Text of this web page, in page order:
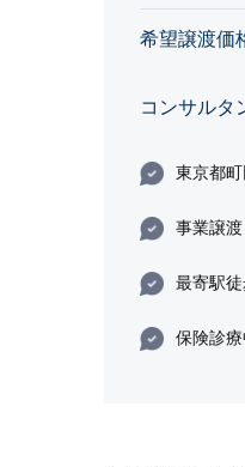
希望譲渡価
コンサルタ
東京都
事業譲
最寄駅
保険診